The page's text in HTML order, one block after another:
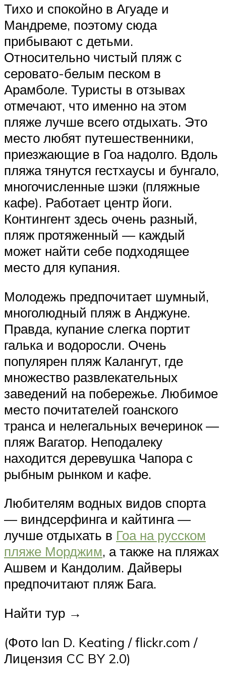
Тихо и спокойно в Агуаде и
Мандреме, поэтому сюда
прибывают с детьми.
Относительно чистый пляж с
серовато-белым песком в
Арамболе. Туристы в отзывах
отмечают, что именно на этом
пляже лучше всего отдыхать. Это
место любят путешественники,
приезжающие в Гоа надолго. Вдоль
пляжа тянутся гестхаусы и бунгало,
многочисленные шэки (пляжные
кафе). Работает центр йоги.
Контингент здесь очень разный,
пляж протяженный — каждый
может найти себе подходящее
место для купания.
Молодежь предпочитает шумный,
многолюдный пляж в Анджуне.
Правда, купание слегка портит
галька и водоросли. Очень
популярен пляж Калангут, где
множество развлекательных
заведений на побережье. Любимое
место почитателей гоанского
транса и нелегальных вечеринок —
пляж Вагатор. Неподалеку
находится деревушка Чапора с
рыбным рынком и кафе.
Любителям водных видов спорта
— виндсерфинга и кайтинга —
лучше отдыхать в Гоа на русском
пляже Морджим, а также на пляжах
Ашвем и Кандолим. Дайверы
предпочитают пляж Бага.
Найти тур →
(Фото Ian D. Keating / flickr.com /
Лицензия CC BY 2.0)